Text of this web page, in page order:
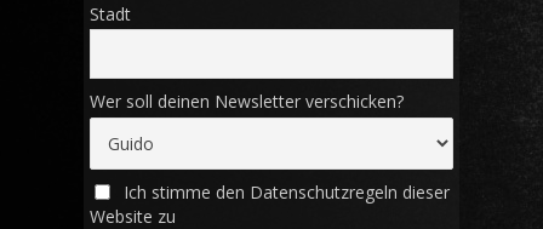
Stadt
Wer soll deinen Newsletter verschicken?
Ich stimme den Datenschutzregeln dieser
Website zu